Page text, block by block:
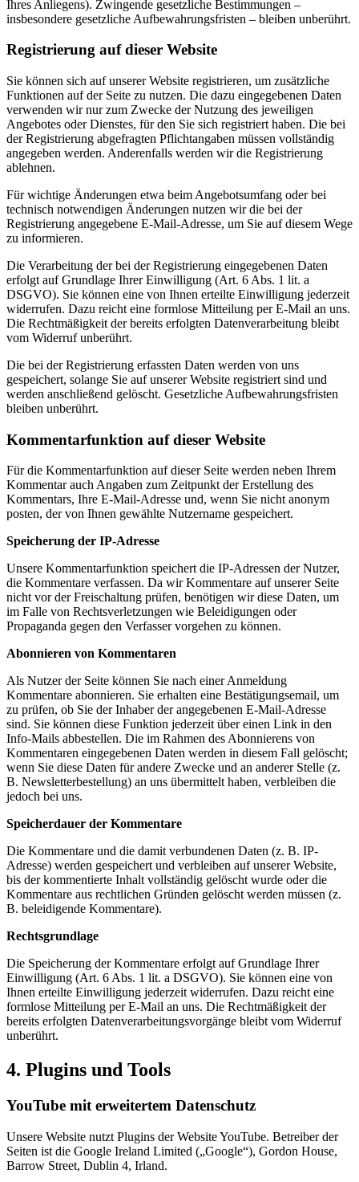
Ihres Anliegens). Zwingende gesetzliche Bestimmungen –
insbesondere gesetzliche Aufbewahrungsfristen – bleiben unberührt.
Registrierung auf dieser Website
Sie können sich auf unserer Website registrieren, um zusätzliche
Funktionen auf der Seite zu nutzen. Die dazu eingegebenen Daten
verwenden wir nur zum Zwecke der Nutzung des jeweiligen
Angebotes oder Dienstes, für den Sie sich registriert haben. Die bei
der Registrierung abgefragten Pflichtangaben müssen vollständig
angegeben werden. Anderenfalls werden wir die Registrierung
ablehnen.
Für wichtige Änderungen etwa beim Angebotsumfang oder bei
technisch notwendigen Änderungen nutzen wir die bei der
Registrierung angegebene E-Mail-Adresse, um Sie auf diesem Wege
zu informieren.
Die Verarbeitung der bei der Registrierung eingegebenen Daten
erfolgt auf Grundlage Ihrer Einwilligung (Art. 6 Abs. 1 lit. a
DSGVO). Sie können eine von Ihnen erteilte Einwilligung jederzeit
widerrufen. Dazu reicht eine formlose Mitteilung per E-Mail an uns.
Die Rechtmäßigkeit der bereits erfolgten Datenverarbeitung bleibt
vom Widerruf unberührt.
Die bei der Registrierung erfassten Daten werden von uns
gespeichert, solange Sie auf unserer Website registriert sind und
werden anschließend gelöscht. Gesetzliche Aufbewahrungsfristen
bleiben unberührt.
Kommentarfunktion auf dieser Website
Für die Kommentarfunktion auf dieser Seite werden neben Ihrem
Kommentar auch Angaben zum Zeitpunkt der Erstellung des
Kommentars, Ihre E-Mail-Adresse und, wenn Sie nicht anonym
posten, der von Ihnen gewählte Nutzername gespeichert.
Speicherung der IP-Adresse
Unsere Kommentarfunktion speichert die IP-Adressen der Nutzer,
die Kommentare verfassen. Da wir Kommentare auf unserer Seite
nicht vor der Freischaltung prüfen, benötigen wir diese Daten, um
im Falle von Rechtsverletzungen wie Beleidigungen oder
Propaganda gegen den Verfasser vorgehen zu können.
Abonnieren von Kommentaren
Als Nutzer der Seite können Sie nach einer Anmeldung
Kommentare abonnieren. Sie erhalten eine Bestätigungsemail, um
zu prüfen, ob Sie der Inhaber der angegebenen E-Mail-Adresse
sind. Sie können diese Funktion jederzeit über einen Link in den
Info-Mails abbestellen. Die im Rahmen des Abonnierens von
Kommentaren eingegebenen Daten werden in diesem Fall gelöscht;
wenn Sie diese Daten für andere Zwecke und an anderer Stelle (z.
B. Newsletterbestellung) an uns übermittelt haben, verbleiben die
jedoch bei uns.
Speicherdauer der Kommentare
Die Kommentare und die damit verbundenen Daten (z. B. IP-
Adresse) werden gespeichert und verbleiben auf unserer Website,
bis der kommentierte Inhalt vollständig gelöscht wurde oder die
Kommentare aus rechtlichen Gründen gelöscht werden müssen (z.
B. beleidigende Kommentare).
Rechtsgrundlage
Die Speicherung der Kommentare erfolgt auf Grundlage Ihrer
Einwilligung (Art. 6 Abs. 1 lit. a DSGVO). Sie können eine von
Ihnen erteilte Einwilligung jederzeit widerrufen. Dazu reicht eine
formlose Mitteilung per E-Mail an uns. Die Rechtmäßigkeit der
bereits erfolgten Datenverarbeitungsvorgänge bleibt vom Widerruf
unberührt.
4. Plugins und Tools
YouTube mit erweitertem Datenschutz
Unsere Website nutzt Plugins der Website YouTube. Betreiber der
Seiten ist die Google Ireland Limited („Google“), Gordon House,
Barrow Street, Dublin 4, Irland.